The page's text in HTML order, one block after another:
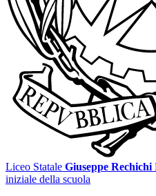
Liceo Statale Giuseppe Rechichi
iniziale della scuola